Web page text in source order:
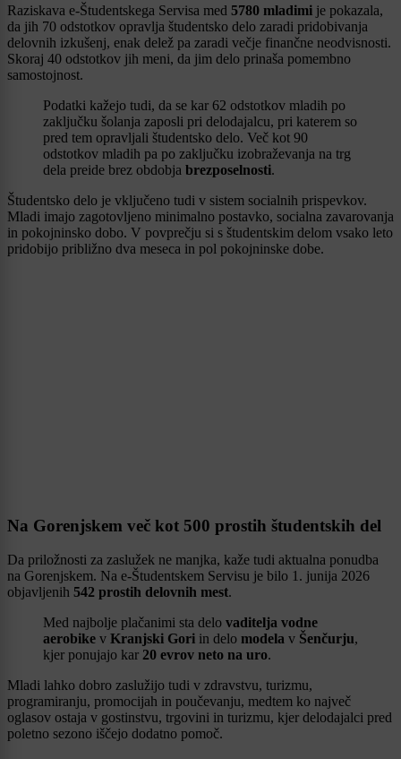
Raziskava e-Študentskega Servisa med 5780 mladimi je pokazala,
da jih 70 odstotkov opravlja študentsko delo zaradi pridobivanja
delovnih izkušenj, enak delež pa zaradi večje finančne neodvisnosti.
Skoraj 40 odstotkov jih meni, da jim delo prinaša pomembno
samostojnost.
Podatki kažejo tudi, da se kar 62 odstotkov mladih po
zaključku šolanja zaposli pri delodajalcu, pri katerem so
pred tem opravljali študentsko delo. Več kot 90
odstotkov mladih pa po zaključku izobraževanja na trg
dela preide brez obdobja brezposelnosti.
Študentsko delo je vključeno tudi v sistem socialnih prispevkov.
Mladi imajo zagotovljeno minimalno postavko, socialna zavarovanja
in pokojninsko dobo. V povprečju si s študentskim delom vsako leto
pridobijo približno dva meseca in pol pokojninske dobe.
Na Gorenjskem več kot 500 prostih študentskih del
Da priložnosti za zaslužek ne manjka, kaže tudi aktualna ponudba
na Gorenjskem. Na e-Študentskem Servisu je bilo 1. junija 2026
objavljenih 542 prostih delovnih mest.
Med najbolje plačanimi sta delo vaditelja vodne
aerobike v Kranjski Gori in delo modela v Šenčurju,
kjer ponujajo kar 20 evrov neto na uro.
Mladi lahko dobro zaslužijo tudi v zdravstvu, turizmu,
programiranju, promocijah in poučevanju, medtem ko največ
oglasov ostaja v gostinstvu, trgovini in turizmu, kjer delodajalci pred
poletno sezono iščejo dodatno pomoč.